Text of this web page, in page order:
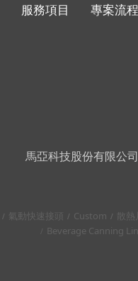
服務項目 專案流程
馬亞科技股份有限公
氣動快速接頭 Custom 散熱片
Beverage Canning